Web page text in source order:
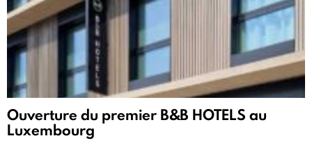
Ouverture du premier B&B HOTELS au
Luxembourg